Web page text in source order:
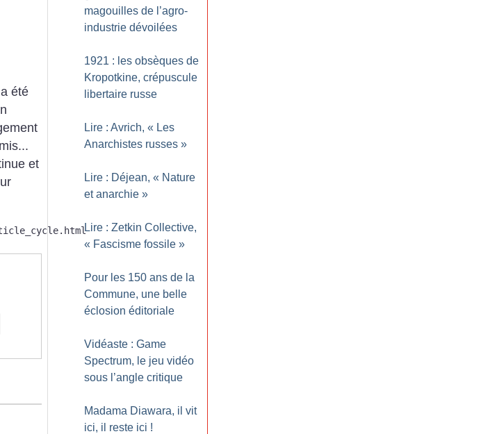
été
et
magouilles de l’agro-
industrie dévoilées
1921 : les obsèques de
Kropotkine, crépuscule
libertaire russe
Lire : Avrich, « Les
Anarchistes russes »
Lire : Déjean, « Nature
et anarchie »
Lire : Zetkin Collective,
« Fascisme fossile »
Pour les 150 ans de la
Commune, une belle
éclosion éditoriale
Vidéaste : Game
Spectrum, le jeu vidéo
sous l’angle critique
Madama Diawara, il vit
ici, il reste ici !